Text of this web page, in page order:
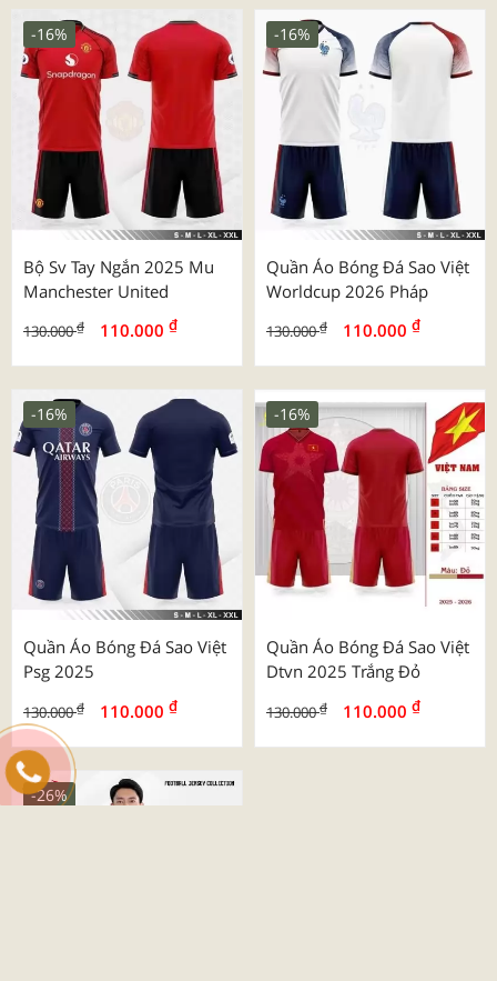
Bộ Sv Tay Ngắn 2025 Mu
Manchester United
130.000₫ 110.000 ₫
-16%
Quần Áo Bóng Đá Sao Việt
Worldcup 2026 Pháp
130.000₫ 110.000 ₫
-16%
Quần Áo Bóng Đá Sao Việt
Psg 2025
130.000₫ 110.000 ₫
-16%
Quần Áo Bóng Đá Sao Việt
Dtvn 2025 Trắng Đỏ
130.000₫ 110.000 ₫
-16%
-26%